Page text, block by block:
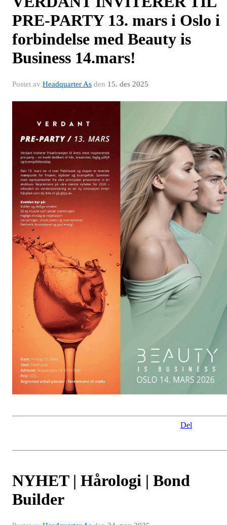
PRE-PARTY 13. mars i Oslo i
forbindelse med Beauty is
Business 14.mars!
Postet av Headquarter As den 15. des 2025
Del
NYHET | Hårologi | Bond
Builder